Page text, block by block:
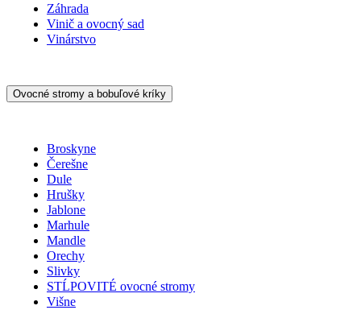
Záhrada
Vinič a ovocný sad
Vinárstvo
Ovocné stromy a bobuľové kríky
Broskyne
Čerešne
Dule
Hrušky
Jablone
Marhule
Mandle
Orechy
Slivky
STĹPOVITÉ ovocné stromy
Višne